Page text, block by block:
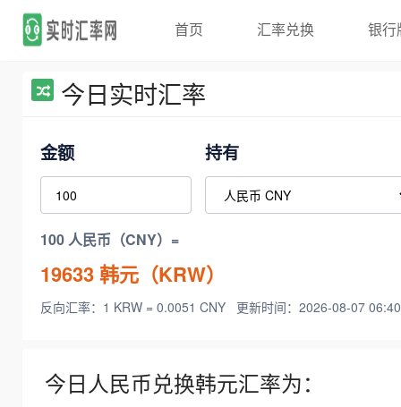
首页 汇率兑换 银行
今日实时汇率
金额 持有
100 人民币（CNY）=
19633韩元（KRW）
反向汇率：1 KRW = 0.0051 CNY 更新时间：2026-08-07
今日人民币兑换韩元汇率为：